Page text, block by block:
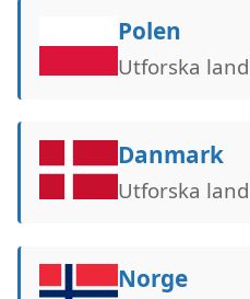
Polen
Utforska
Danmark
Utforska
Norge